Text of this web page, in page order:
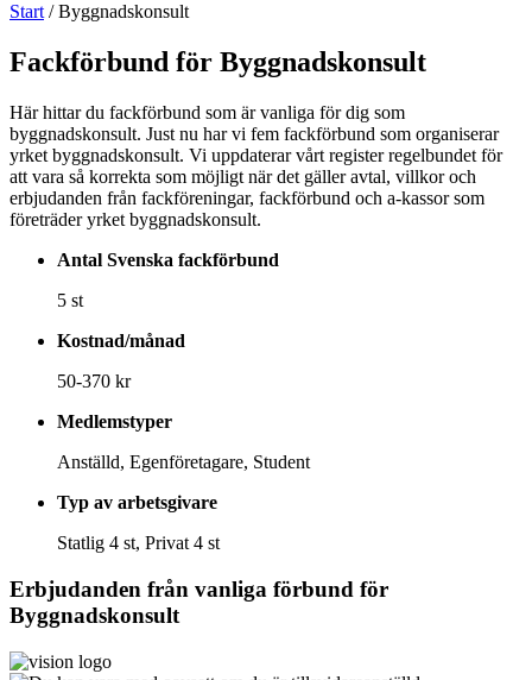
Start /Byggnadskonsult
Fackförbund för Byggnadskonsult
Här hittar du fackförbund som är vanliga för dig som
byggnadskonsult. Just nu har vi fem fackförbund som organiserar
yrket byggnadskonsult. Vi uppdaterar vårt register regelbundet för
att vara så korrekta som möjligt när det gäller avtal, villkor och
erbjudanden från fackföreningar, fackförbund och a-kassor som
företräder yrket byggnadskonsult.
Antal Svenska fackförbund
5 st
Kostnad/månad
50-370 kr
Medlemstyper
Anställd, Egenföretagare, Student
Typ av arbetsgivare
Statlig 4 st, Privat 4 st
Erbjudanden från vanliga förbund för
Byggnadskonsult